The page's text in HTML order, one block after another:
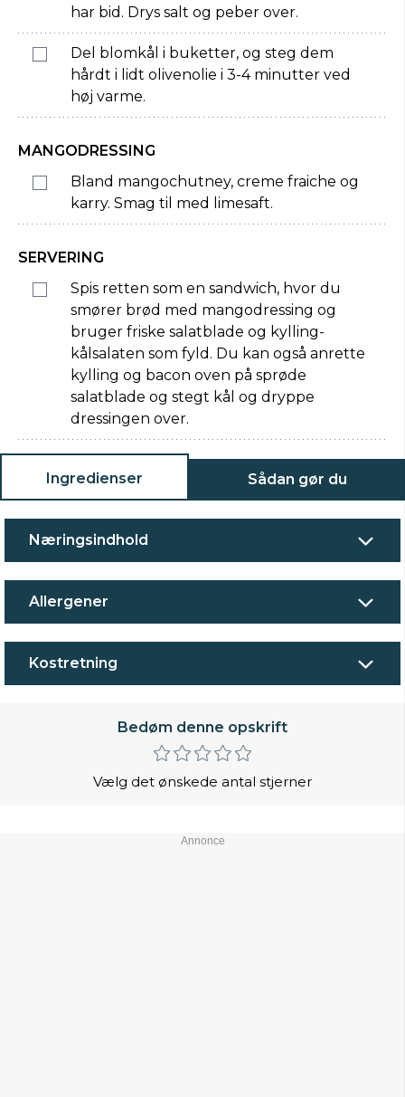
har bid. Drys salt og peber over.
Del blomkål i buketter, og steg dem
hårdt i lidt olivenolie i 3-4 minutter ved
høj varme.
MANGODRESSING
Bland mangochutney, creme fraiche og
karry. Smag til med limesaft.
SERVERING
Spis retten som en sandwich, hvor du
smører brød med mangodressing og
bruger friske salatblade og kylling-
kålsalaten som fyld. Du kan også anrette
kylling og bacon oven på sprøde
salatblade og stegt kål og dryppe
dressingen over.
Ingredienser Sådan gør du
Næringsindhold
Allergener
Kostretning
Bedøm denne opskrift
Vælg det ønskede antal stjerner